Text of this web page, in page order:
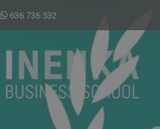
636 736 532